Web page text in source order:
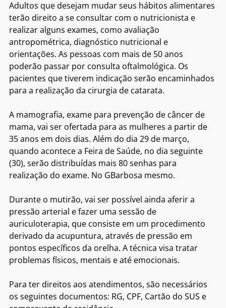
Adultos que desejam mudar seus hábitos alimentares
terão direito a se consultar com o nutricionista e
realizar alguns exames, como avaliação
antropométrica, diagnóstico nutricional e
orientações. As pessoas com mais de 50 anos
poderão passar por consulta oftalmológica. Os
pacientes que tiverem indicação serão encaminhados
para a realização da cirurgia de catarata.
A mamografia, exame para prevenção de câncer de
mama, vai ser ofertada para as mulheres a partir de
35 anos em dois dias. Além do dia 29 de março,
quando acontece a Feira de Saúde, no dia seguinte
(30), serão distribuídas mais 80 senhas para
realização do exame. No GBarbosa mesmo.
Durante o mutirão, vai ser possível ainda aferir a
pressão arterial e fazer uma sessão de
auriculoterapia, que consiste em um procedimento
derivado da acupuntura, através de pressão em
pontos específicos da orelha. A técnica visa tratar
problemas físicos, mentais e até emocionais.
Para ter direitos aos atendimentos, são necessários
os seguintes documentos: RG, CPF, Cartão do SUS e